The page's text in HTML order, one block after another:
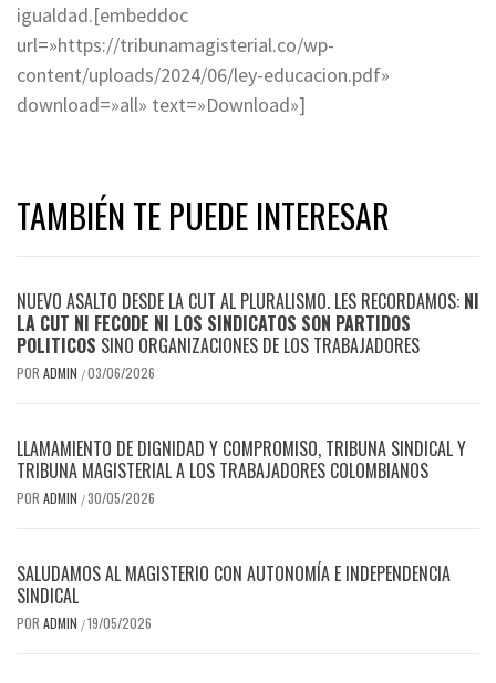
igualdad.[embeddoc
url=»https://tribunamagisterial.co/wp-
content/uploads/2024/06/ley-educacion.pdf»
download=»all» text=»Download»]
TAMBIÉN TE PUEDE INTERESAR
NUEVO ASALTO DESDE LA CUT AL PLURALISMO. LES RECORDAMOS: NI
LA CUT NI FECODE NI LOS SINDICATOS SON PARTIDOS
POLITICOS SINO ORGANIZACIONES DE LOS TRABAJADORES
POR ADMIN /03/06/2026
LLAMAMIENTO DE DIGNIDAD Y COMPROMISO, TRIBUNA SINDICAL Y
TRIBUNA MAGISTERIAL A LOS TRABAJADORES COLOMBIANOS
POR ADMIN /30/05/2026
SALUDAMOS AL MAGISTERIO CON AUTONOMÍA E INDEPENDENCIA
SINDICAL
POR ADMIN /19/05/2026